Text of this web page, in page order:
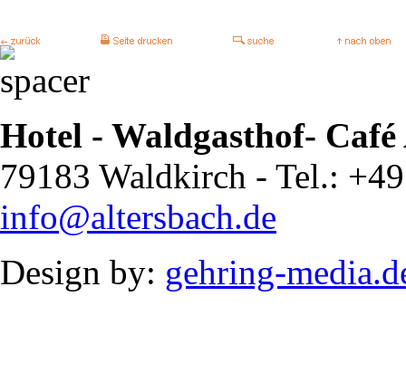
Hotel - Waldgasthof-
79183 Waldkirch - Tel.:
info@altersbach.de
Design by: gehring-